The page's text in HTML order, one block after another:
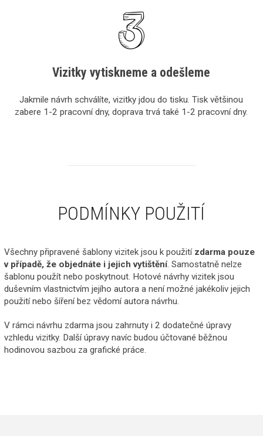
Vizitky vytiskneme a odešleme
Jakmile návrh schválíte, vizitky jdou do tisku. Tisk většinou
zabere 1-2 pracovní dny, doprava trvá také 1-2 pracovní dny.
PODMÍNKY POUŽITÍ
Všechny připravené šablony vizitek jsou k použití zdarma pouze
v případě, že objednáte i jejich vytištění. Samostatně nelze
šablonu použít nebo poskytnout. Hotové návrhy vizitek jsou
duševním vlastnictvím jejího autora a není možné jakékoliv jejich
použití nebo šíření bez vědomí autora návrhu.
V rámci návrhu zdarma jsou zahrnuty i 2 dodatečné úpravy
vzhledu vizitky. Další úpravy navíc budou účtované běžnou
hodinovou sazbou za grafické práce.